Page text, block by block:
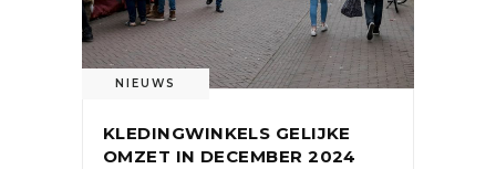
NIEUWS
KLEDINGWINKELS GELIJKE
OMZET IN DECEMBER 2024